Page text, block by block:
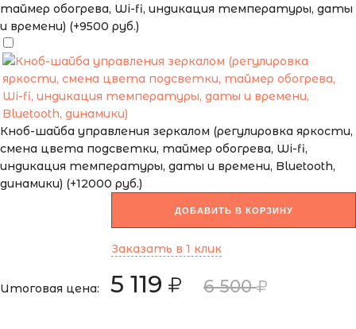
таймер обогрева, Wi-fi, индикация температуры, даты
и времени) (+9500 руб.)
Кноб-шайба управления зеркалом (регулировка яркости,
смена цвета подсветки, таймер обогрева, Wi-fi,
индикация температуры, даты и времени, Bluetooth,
динамики) (+12000 руб.)
ДОБАВИТЬ В КОРЗИНУ
Заказать в 1 клик
Итоговая цена: 5 119 6 500